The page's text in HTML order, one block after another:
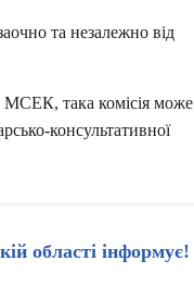
та незалежно від
МСЕК, така комісія може
консультативної
області інформує!